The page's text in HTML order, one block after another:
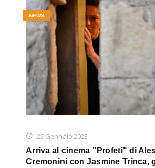
25 Gennaio 2023
NEWS
Arriva al cinema "Profeti" di
Cremonini con Jasmine Trinca,